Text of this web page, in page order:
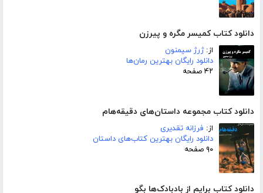
دانلود کتاب کمیسر مگره و پیرزن
از:ژرژ سیمنون
دانلود رایگان بهترین رمان‌ها
۴۲ صفحه
دانلود کتاب مجموعه داستان‌های دقیقه‌هام
از: فرزانه تقدیری
دانلود رایگان بهترین کتاب‌های داستان
۹۰ صفحه
دانلود کتاب برایم از بادبادک‌ها بگو